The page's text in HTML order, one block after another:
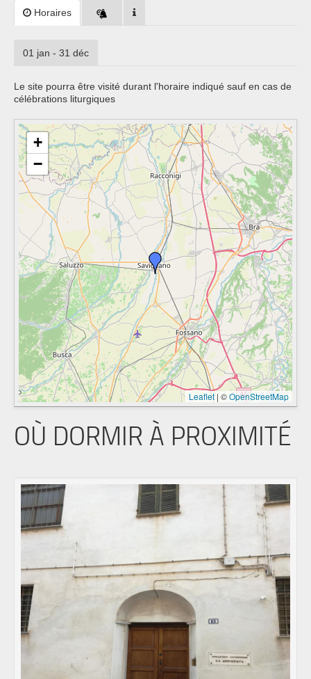
Horaires
01 jan - 31 déc
Le site pourra être visité durant l'horaire indiqué sauf en cas de
célébrations liturgiques
+
−
Leaflet | ©OpenStreetMap
OÙ DORMIR À PROXIMITÉ